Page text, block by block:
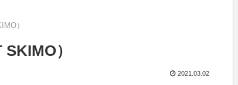
）
）
2021.03.02